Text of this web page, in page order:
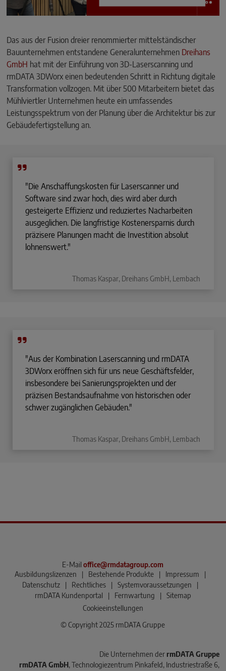
Das aus der Fusion dreier renommierter mittelständischer
Bauunternehmen entstandene Generalunternehmen Dreihans
GmbH hat mit der Einführung von 3D-Laserscanning und
rmDATA 3DWorx einen bedeutenden Schritt in Richtung digitale
Transformation vollzogen. Mit über 500 Mitarbeitern bietet das
Mühlviertler Unternehmen heute ein umfassendes
Leistungsspektrum von der Planung über die Architektur bis zur
Gebäudefertigstellung an.
"Die Anschaffungskosten für Laserscanner und
Software sind zwar hoch, dies wird aber durch
gesteigerte Effizienz und reduziertes Nacharbeiten
ausge­glichen. Die langfristige Kostenersparnis durch
präzisere Planungen macht die Investition absolut
lohnenswert."
Thomas Kaspar, Dreihans GmbH, Lembach
"Aus der Kombination Laserscanning und rmDATA
3DWorx eröffnen sich für uns neue Geschäftsfelder,
insbesondere bei Sanierungsprojekten und der
präzisen Bestandsaufnahme von historischen oder
schwer zugänglichen Gebäuden."
Thomas Kaspar, Dreihans GmbH, Lembach
E-Mailoffice@rmdatagroup.com
Ausbildungslizenzen
| Bestehende Produkte | Impressum
|
Datenschutz
| Rechtliches | Systemvoraussetzungen
|
rmDATA Kundenportal
| Fernwartung |
Sitemap
Cookieeinstellungen
© Copyright 2025 rmDATA Gruppe
Die Unternehmen der rmDATA Gruppe
rmDATA GmbH, Technologiezentrum Pinkafeld, Industriestraße 6,